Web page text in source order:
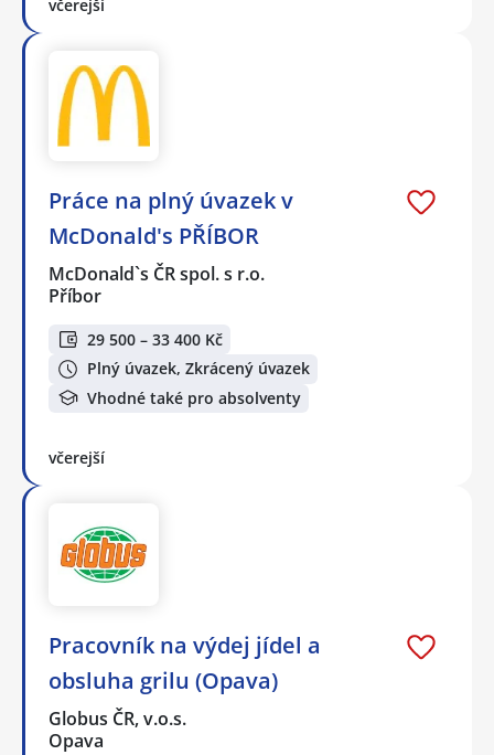
včerejší
Práce na plný úvazek v
McDonald's PŘÍBOR
McDonald`s ČR spol. s r.o.
Příbor
29 500 – 33 400 Kč
Plný úvazek, Zkrácený úvazek
Vhodné také pro absolventy
včerejší
Pracovník na výdej jídel a
obsluha grilu (Opava)
Globus ČR, v.o.s.
Opava